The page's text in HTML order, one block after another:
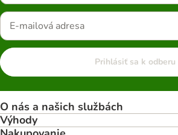
Prihlásiť sa k odberu
O nás a našich službách
Výhody